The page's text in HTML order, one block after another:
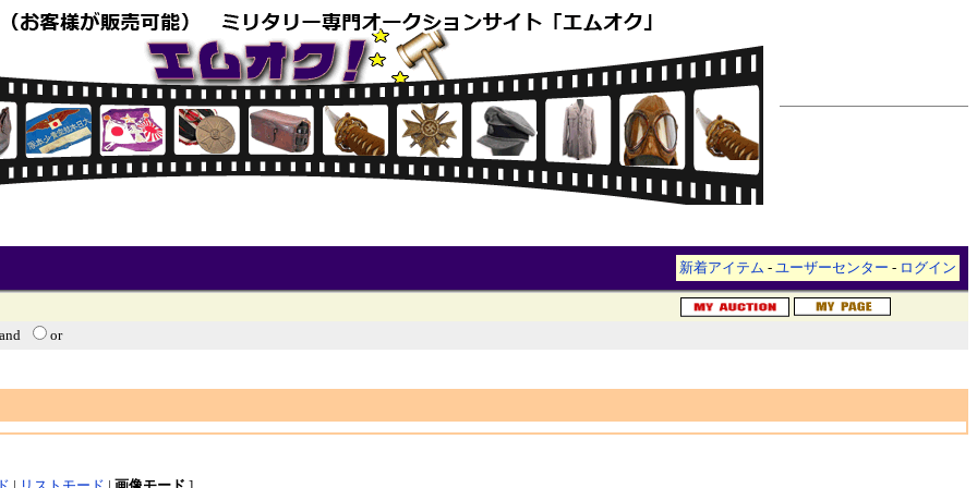
新着アイテム - ユーザーセンター - ログイン
and or